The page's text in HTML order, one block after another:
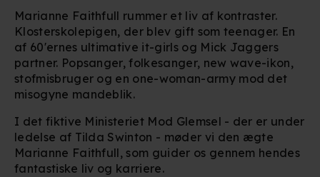
Marianne Faithfull rummer et liv af kontraster.
Klosterskolepigen, der blev gift som teenager. En
af 60'ernes ultimative it-girls og Mick Jaggers
partner. Popsanger, folkesanger, new wave-ikon,
stofmisbruger og en one-woman-army mod det
misogyne mandeblik.
I det fiktive Ministeriet Mod Glemsel - der er under
ledelse af Tilda Swinton - møder vi den ægte
Marianne Faithfull, som guider os gennem hendes
fantastiske liv og karriere.